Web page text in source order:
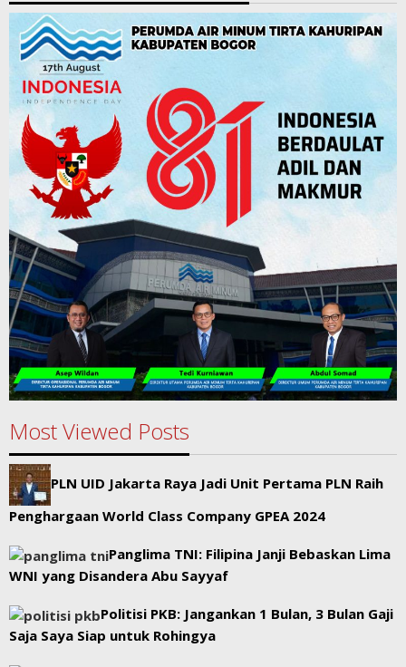
Most Viewed Posts
PLN UID Jakarta Raya Jadi Unit Pertama PLN Raih
Penghargaan World Class Company GPEA 2024
Panglima TNI: Filipina Janji Bebaskan Lima
WNI yang Disandera Abu Sayyaf
Politisi PKB: Jangankan 1 Bulan, 3 Bulan Gaji
Saja Saya Siap untuk Rohingya